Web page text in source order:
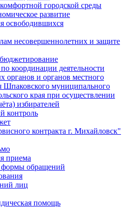
городской среды
развитие
освободившихся
несовершеннолетних и защите
координации деятельности
органов и органов местного
Шпаковского муниципального
края при осуществлении
избирателей
контроль
контракта г. Михайловск"
приема
формы обращений
лиц
помощь